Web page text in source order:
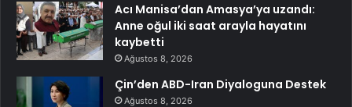
Acı Manisa’dan Amasya’ya uzandı:
Anne oğul iki saat arayla hayatını
kaybetti
Ağustos 8, 2026
Çin’den ABD-Iran Diyaloguna Destek
Ağustos 8, 2026